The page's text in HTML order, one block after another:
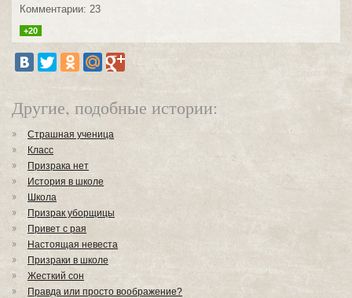
Комментарии: 23
+20
Другие, подобные истории:
Страшная ученица
Класс
Призрака нет
История в школе
Школа
Призрак уборщицы
Привет с рая
Настоящая невеста
Призраки в школе
Жесткий сон
Правда или просто воображение?